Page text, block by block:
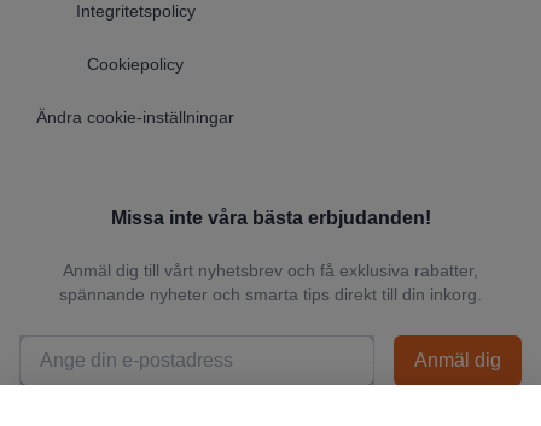
Integritetspolicy
Cookiepolicy
Ändra cookie-inställningar
Missa inte våra bästa erbjudanden!
Anmäl dig till vårt nyhetsbrev och få exklusiva rabatter,
spännande nyheter och smarta tips direkt till din inkorg.
Anmäl dig